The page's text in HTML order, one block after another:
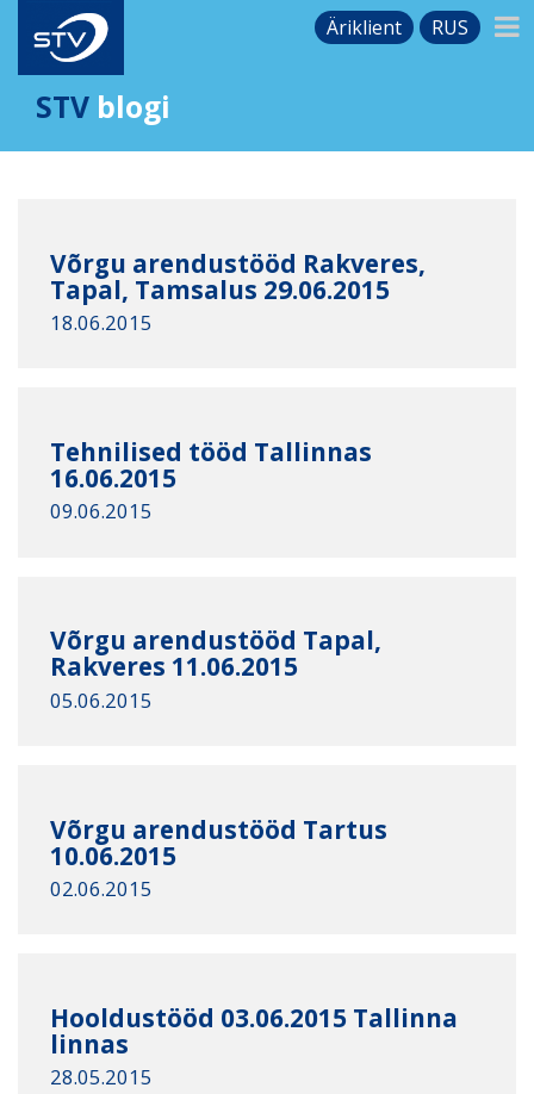
Äriklient RUS
STV blogi
Võrgu arendustööd Rakveres,
Tapal, Tamsalus 29.06.2015
18.06.2015
Tehnilised tööd Tallinnas
16.06.2015
09.06.2015
Võrgu arendustööd Tapal,
Rakveres 11.06.2015
05.06.2015
Võrgu arendustööd Tartus
10.06.2015
02.06.2015
Hooldustööd 03.06.2015 Tallinna
linnas
28.05.2015